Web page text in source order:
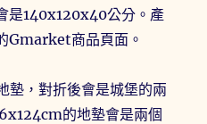
是140x120x40公分。產
Gmarket商品頁面。
，對折後會是城堡的兩
的地墊會是兩個